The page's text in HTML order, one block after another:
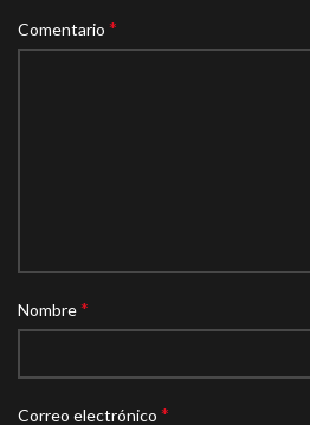
Comentario *
Nombre*
Correo electrónico *